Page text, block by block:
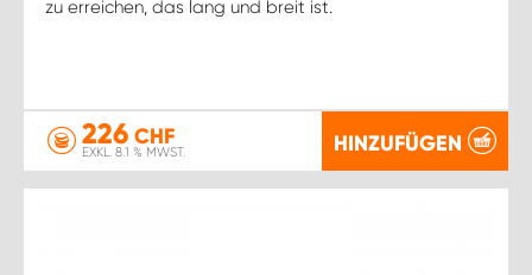
zu erreichen, das lang und breit ist.
226 CHF
EXKL. 8.1 % MWST. HINZUFÜGEN